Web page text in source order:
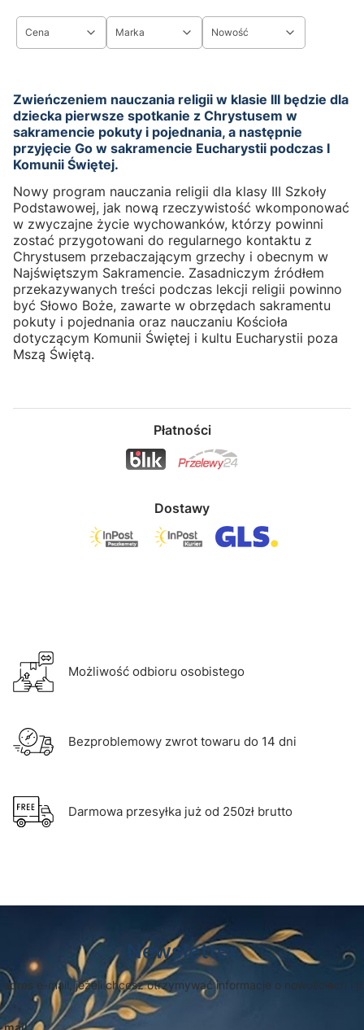
Cena Marka Nowość
Zwieńczeniem nauczania religii w klasie III będzie dla
dziecka pierwsze spotkanie z Chrystusem w
sakramencie pokuty i pojednania, a następnie
przyjęcie Go w sakramencie Eucharystii podczas I
Komunii Świętej.
Nowy program nauczania religii dla klasy III Szkoły
Podstawowej, jak nową rzeczywistość wkomponować
w zwyczajne życie wychowanków, którzy powinni
zostać przygotowani do regularnego kontaktu z
Chrystusem przebaczającym grzechy i obecnym w
Najświętszym Sakramencie. Zasadniczym źródłem
przekazywanych treści podczas lekcji religii powinno
być Słowo Boże, zawarte w obrzędach sakramentu
pokuty i pojednania oraz nauczaniu Kościoła
dotyczącym Komunii Świętej i kultu Eucharystii poza
Mszą Świętą.
Płatności
Dostawy
Możliwość odbioru osobistego
Bezproblemowy zwrot towaru do 14 dni
Darmowa przesyłka już od 250zł brutto
Newsletter
adres e-mail, jeżeli chcesz otrzymywać informacje o nowościach i
mail